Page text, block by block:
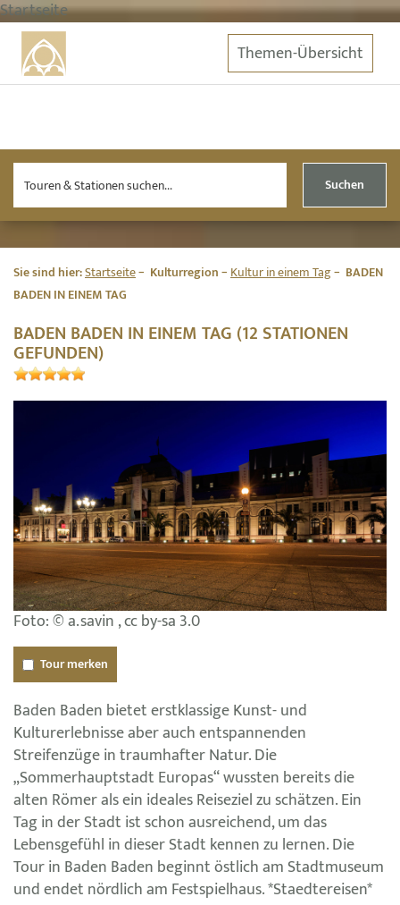
Startseite
Themen-Übersicht
Suchen
Sie sind hier:Startseite Kulturregion Kultur in einem Tag
BADEN
BADEN IN EINEM TAG
BADEN BADEN IN EINEM TAG (12 STATIONEN
GEFUNDEN)
Foto: © a.savin , cc by-sa 3.0
Tour merken
Baden Baden bietet erstklassige Kunst- und
Kulturerlebnisse aber auch entspannenden
Streifenzüge in traumhafter Natur. Die
„Sommerhauptstadt Europas“ wussten bereits die
alten Römer als ein ideales Reiseziel zu schätzen. Ein
Tag in der Stadt ist schon ausreichend, um das
Lebensgefühl in dieser Stadt kennen zu lernen. Die
Tour in Baden Baden beginnt östlich am Stadtmuseum
und endet nördlich am Festspielhaus. *Staedtereisen*